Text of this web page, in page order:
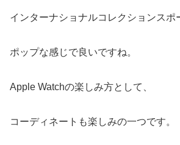
インターナショナルコレクションスポ
ポップな感じで良いですね。
Apple Watchの楽しみ方として、
コーディネートも楽しみの一つです。